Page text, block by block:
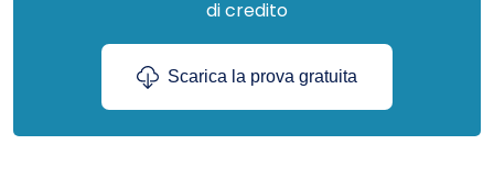
di credito
Scarica la prova gratuita